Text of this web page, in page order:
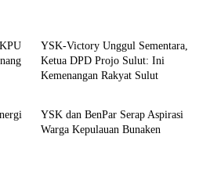
YSK-Victory Unggul Sementara,
Ketua DPD Projo Sulut: Ini
Kemenangan Rakyat Sulut
Politik & Pemerintahan
YSK dan BenPar Serap Aspirasi
Warga Kepulauan Bunaken